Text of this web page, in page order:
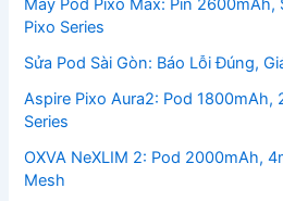
Máy Pod Pixo Max: Pin 2600mAh,
Pixo Series
Sửa Pod Sài Gòn: Báo Lỗi Đúng,
Aspire Pixo Aura2: Pod 1800mAh,
Series
OXVA NeXLIM 2: Pod 2000mAh,
Mesh